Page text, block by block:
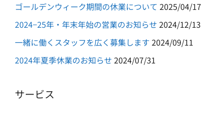
ゴールデンウィーク期間の休業について 2025/04/17
2024−25年・年末年始の営業のお知らせ 2024/12/13
一緒に働くスタッフを広く募集します 2024/09/11
2024年夏季休業のお知らせ 2024/07/31
サービス